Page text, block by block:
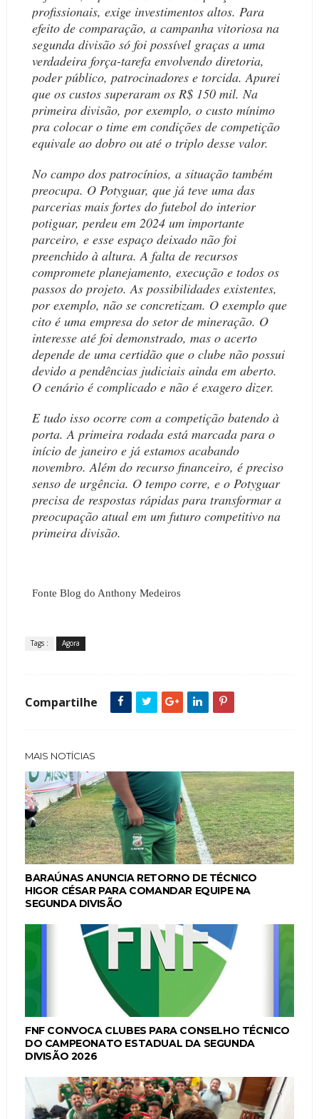
profissionais, exige investimentos altos. Para
efeito de comparação, a campanha vitoriosa na
segunda divisão só foi possível graças a uma
verdadeira força-tarefa envolvendo diretoria,
poder público, patrocinadores e torcida. Apurei
que os custos superaram os R$ 150 mil. Na
primeira divisão, por exemplo, o custo mínimo
pra colocar o time em condições de competição
equivale ao dobro ou até o triplo desse valor.
No campo dos patrocínios, a situação também
preocupa. O Potyguar, que já teve uma das
parcerias mais fortes do futebol do interior
potiguar, perdeu em 2024 um importante
parceiro, e esse espaço deixado não foi
preenchido à altura. A falta de recursos
compromete planejamento, execução e todos os
passos do projeto. As possibilidades existentes,
por exemplo, não se concretizam. O exemplo que
cito é uma empresa do setor de mineração. O
interesse até foi demonstrado, mas o acerto
depende de uma certidão que o clube não possui
devido a pendências judiciais ainda em aberto.
O cenário é complicado e não é exagero dizer.
E tudo isso ocorre com a competição batendo à
porta. A primeira rodada está marcada para o
início de janeiro e já estamos acabando
novembro. Além do recurso financeiro, é preciso
senso de urgência. O tempo corre, e o Potyguar
precisa de respostas rápidas para transformar a
preocupação atual em um futuro competitivo na
primeira divisão.
Fonte Blog do Anthony Medeiros
Tags : Agora
Compartilhe
MAIS NOTÍCIAS
BARAÚNAS ANUNCIA RETORNO DE TÉCNICO
HIGOR CÉSAR PARA COMANDAR EQUIPE NA
SEGUNDA DIVISÃO
FNF CONVOCA CLUBES PARA CONSELHO TÉCNICO
DO CAMPEONATO ESTADUAL DA SEGUNDA
DIVISÃO 2026